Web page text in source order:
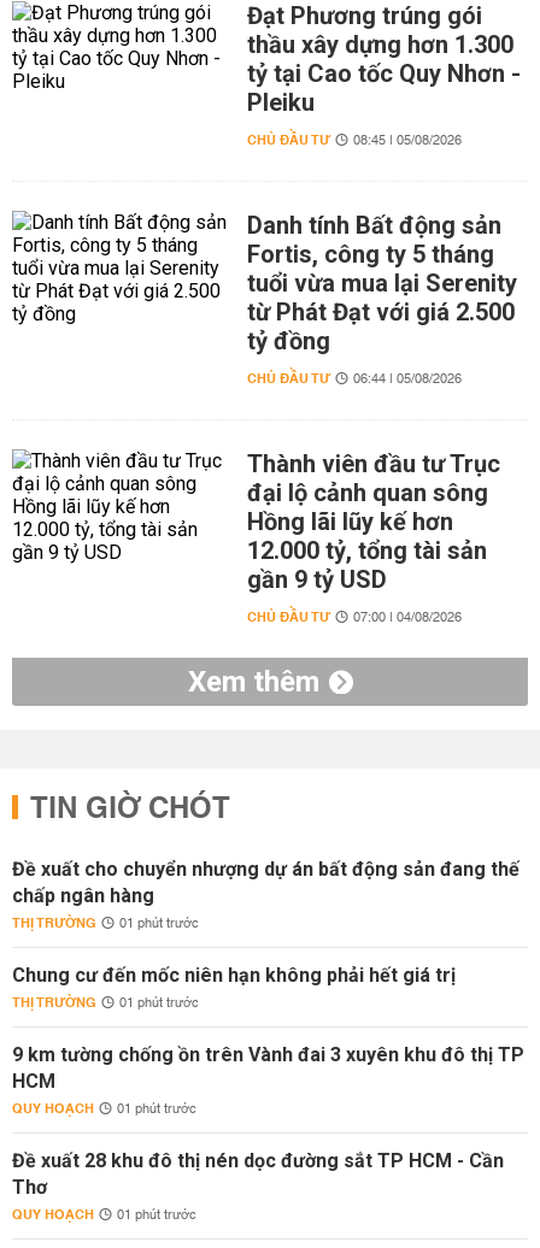
Đạt Phương trúng gói
thầu xây dựng hơn 1.300
tỷ tại Cao tốc Quy Nhơn -
Pleiku
CHỦ ĐẦU TƯ 08:45 | 05/08/2026
Danh tính Bất động sản
Fortis, công ty 5 tháng
tuổi vừa mua lại Serenity
từ Phát Đạt với giá 2.500
tỷ đồng
CHỦ ĐẦU TƯ 06:44 | 05/08/2026
Thành viên đầu tư Trục
đại lộ cảnh quan sông
Hồng lãi lũy kế hơn
12.000 tỷ, tổng tài sản
gần 9 tỷ USD
CHỦ ĐẦU TƯ 07:00 | 04/08/2026
Xem thêm
TIN GIỜ CHÓT
Đề xuất cho chuyển nhượng dự án bất động sản đang thế
chấp ngân hàng
THỊ TRƯỜNG 01 phút trước
Chung cư đến mốc niên hạn không phải hết giá trị
THỊ TRƯỜNG 01 phút trước
9 km tường chống ồn trên Vành đai 3 xuyên khu đô thị TP
HCM
QUY HOẠCH 01 phút trước
Đề xuất 28 khu đô thị nén dọc đường sắt TP HCM - Cần
Thơ
QUY HOẠCH 01 phút trước